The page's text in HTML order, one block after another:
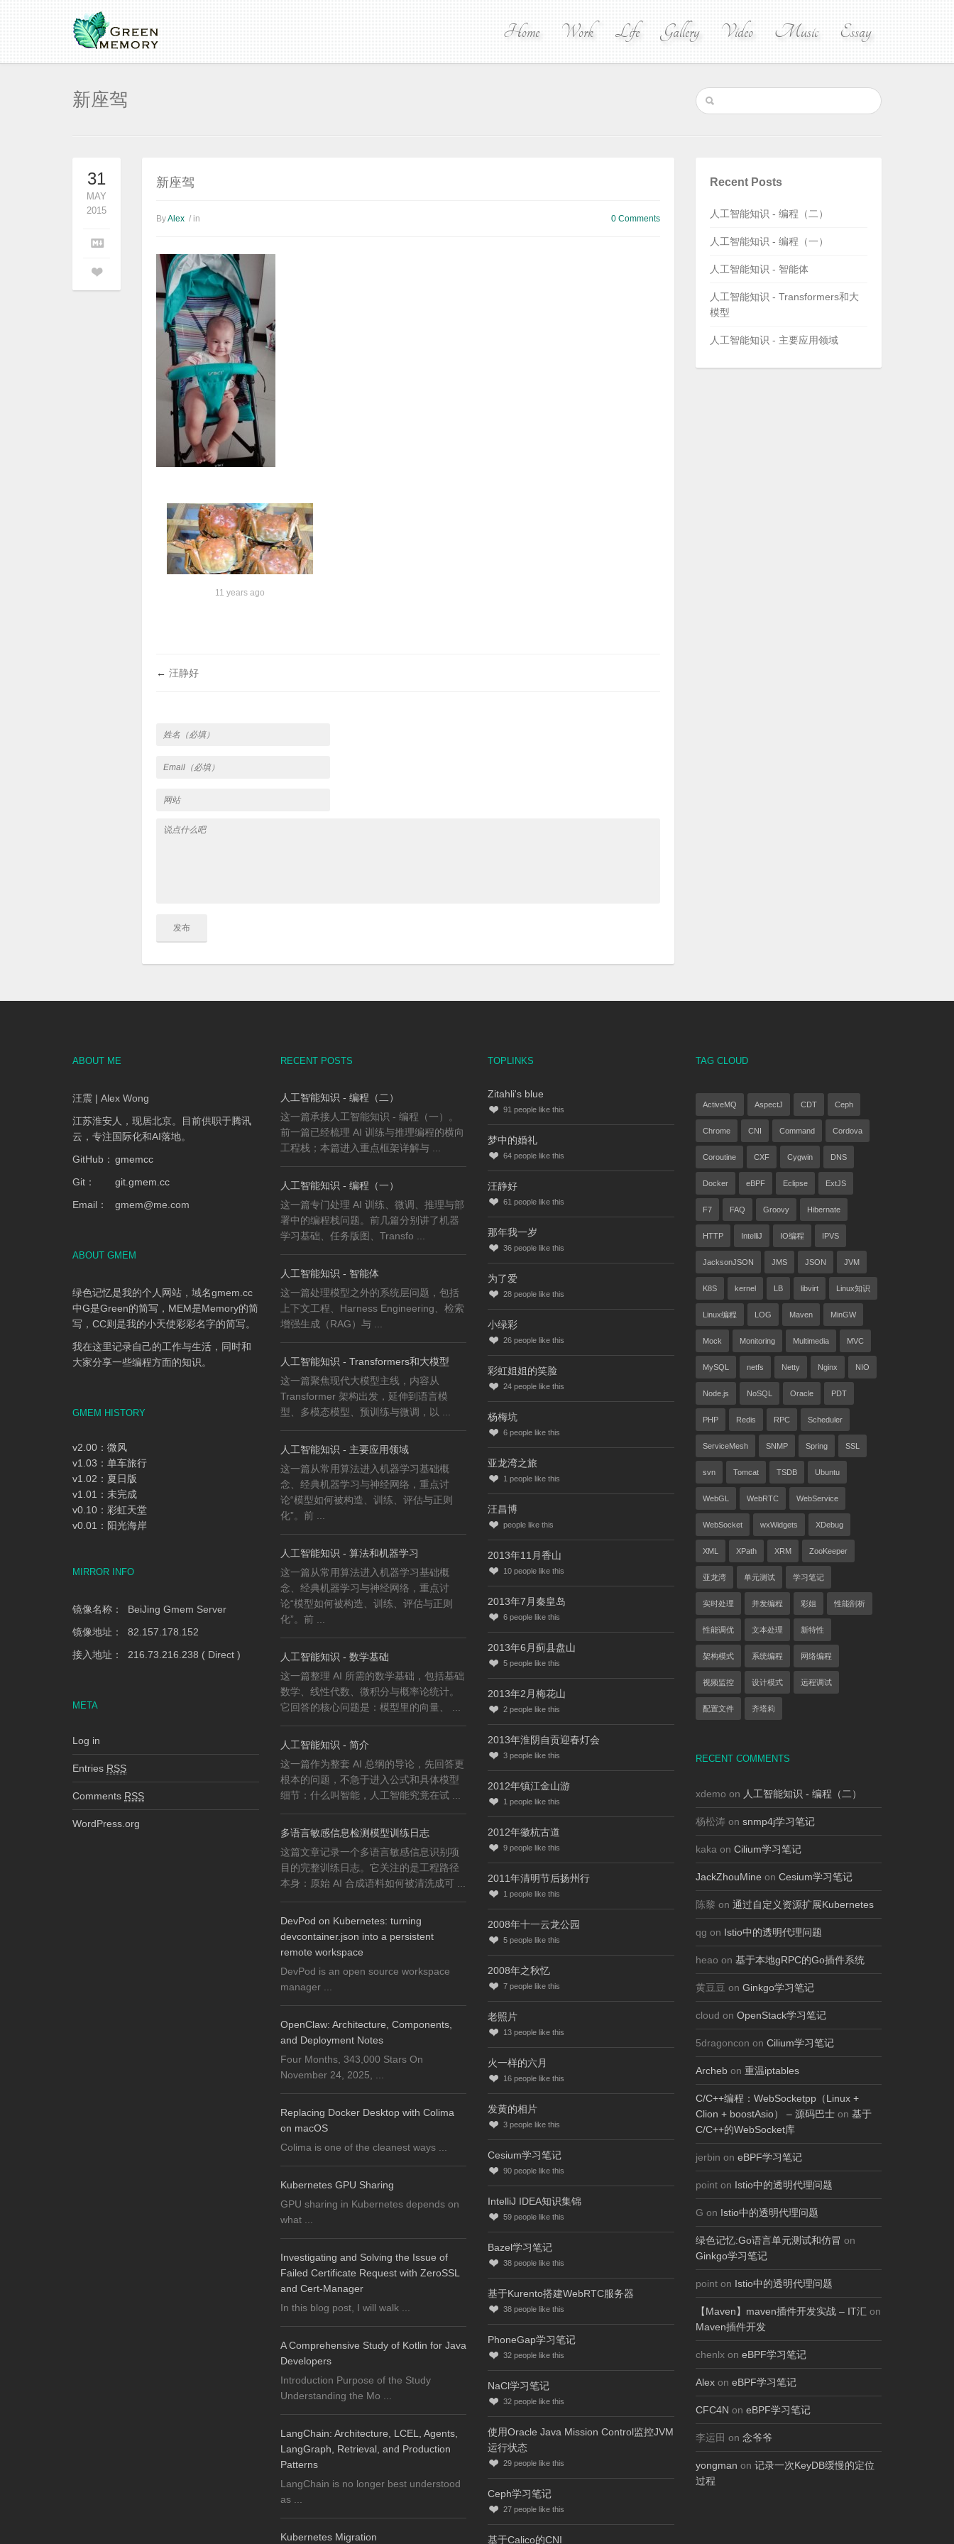
Home Work Life Gallery Video Music Essay
新座驾
31
MAY
2015
新座驾
ByAlex / in 0 Comments
11 years ago
← 汪静好
Recent Posts
人工智能知识 - 编程（二）
人工智能知识 - 编程（一）
人工智能知识 - 智能体
人工智能知识 - Transformers和大
模型
人工智能知识 - 主要应用领域
ABOUT ME
汪震 | Alex Wong
江苏淮安人，现居北京。目前供职于腾讯
云，专注国际化和AI落地。
GitHub： gmemcc
Git：
git.gmem.cc
Email：
gmem@me.com
ABOUT GMEM
绿色记忆是我的个人网站，域名gmem.cc
中G是Green的简写，MEM是Memory的简
写，CC则是我的小天使彩彩名字的简写。
我在这里记录自己的工作与生活，同时和
大家分享一些编程方面的知识。
GMEM HISTORY
v2.00：微风
v1.03：单车旅行
v1.02：夏日版
v1.01：未完成
v0.10：彩虹天堂
v0.01：阳光海岸
MIRROR INFO
镜像名称： BeiJing Gmem Server
镜像地址： 82.157.178.152
接入地址： 216.73.216.238 ( Direct )
META
Log in
Entries RSS
Comments RSS
WordPress.org
RECENT POSTS
人工智能知识 - 编程（二）
这一篇承接人工智能知识 - 编程（一）。
前一篇已经梳理 AI 训练与推理编程的横向
工程栈；本篇进入重点框架详解与 ...
人工智能知识 - 编程（一）
这一篇专门处理 AI 训练、微调、推理与部
署中的编程栈问题。前几篇分别讲了机器
学习基础、任务版图、Transfo ...
人工智能知识 - 智能体
这一篇处理模型之外的系统层问题，包括
上下文工程、Harness Engineering、检索
增强生成（RAG）与 ...
人工智能知识 - Transformers和大模型
这一篇聚焦现代大模型主线，内容从
Transformer 架构出发，延伸到语言模
型、多模态模型、预训练与微调，以 ...
人工智能知识 - 主要应用领域
这一篇从常用算法进入机器学习基础概
念、经典机器学习与神经网络，重点讨
论“模型如何被构造、训练、评估与正则
化”。前 ...
人工智能知识 - 算法和机器学习
这一篇从常用算法进入机器学习基础概
念、经典机器学习与神经网络，重点讨
论“模型如何被构造、训练、评估与正则
化”。前 ...
人工智能知识 - 数学基础
这一篇整理 AI 所需的数学基础，包括基础
数学、线性代数、微积分与概率论统计。
它回答的核心问题是：模型里的向量、 ...
人工智能知识 - 简介
这一篇作为整套 AI 总纲的导论，先回答更
根本的问题，不急于进入公式和具体模型
细节：什么叫智能，人工智能究竟在试 ...
多语言敏感信息检测模型训练日志
这篇文章记录一个多语言敏感信息识别项
目的完整训练日志。它关注的是工程路径
本身：原始 AI 合成语料如何被清洗成可 ...
DevPod on Kubernetes: turning
devcontainer.json into a persistent
remote workspace
DevPod is an open source workspace
manager ...
OpenClaw: Architecture, Components,
and Deployment Notes
Four Months, 343,000 Stars On
November 24, 2025, ...
Replacing Docker Desktop with Colima
on macOS
Colima is one of the cleanest ways ...
Kubernetes GPU Sharing
GPU sharing in Kubernetes depends on
what ...
Investigating and Solving the Issue of
Failed Certificate Request with ZeroSSL
and Cert-Manager
In this blog post, I will walk ...
A Comprehensive Study of Kotlin for Java
Developers
Introduction Purpose of the Study
Understanding the Mo ...
LangChain: Architecture, LCEL, Agents,
LangGraph, Retrieval, and Production
Patterns
LangChain is no longer best understood
as ...
Kubernetes Migration
TOPLINKS
Zitahli's blue
91 people like this
梦中的婚礼
64 people like this
汪静好
61 people like this
那年我一岁
36 people like this
为了爱
28 people like this
小绿彩
26 people like this
彩虹姐姐的笑脸
24 people like this
杨梅坑
6 people like this
亚龙湾之旅
1 people like this
汪昌博
people like this
2013年11月香山
10 people like this
2013年7月秦皇岛
6 people like this
2013年6月蓟县盘山
5 people like this
2013年2月梅花山
2 people like this
2013年淮阴自贡迎春灯会
3 people like this
2012年镇江金山游
1 people like this
2012年徽杭古道
9 people like this
2011年清明节后扬州行
1 people like this
2008年十一云龙公园
5 people like this
2008年之秋忆
7 people like this
老照片
13 people like this
火一样的六月
16 people like this
发黄的相片
3 people like this
Cesium学习笔记
90 people like this
IntelliJ IDEA知识集锦
59 people like this
Bazel学习笔记
38 people like this
基于Kurento搭建WebRTC服务器
38 people like this
PhoneGap学习笔记
32 people like this
NaCl学习笔记
32 people like this
使用Oracle Java Mission Control监控JVM
运行状态
29 people like this
Ceph学习笔记
27 people like this
基于Calico的CNI
TAG CLOUD
ActiveMQ AspectJ CDT Ceph
Chrome CNI Command Cordova
Coroutine CXF Cygwin DNS
Docker eBPF Eclipse ExtJS
F7 FAQ Groovy Hibernate
HTTP IntelliJ IO编程 IPVS
JacksonJSON JMS JSON JVM
K8S kernel LB libvirt Linux知识
Linux编程 LOG Maven MinGW
Mock Monitoring Multimedia MVC
MySQL netfs Netty Nginx NIO
Node.js NoSQL Oracle PDT
PHP Redis RPC Scheduler
ServiceMesh SNMP Spring SSL
svn Tomcat TSDB Ubuntu
WebGL WebRTC WebService
WebSocket wxWidgets XDebug
XML XPath XRM ZooKeeper
亚龙湾 单元测试 学习笔记
实时处理 并发编程 彩姐 性能剖析
性能调优 文本处理 新特性
架构模式 系统编程 网络编程
视频监控 设计模式 远程调试
配置文件 齐塔莉
RECENT COMMENTS
xdemo on 人工智能知识 - 编程（二）
杨松涛 on snmp4j学习笔记
kaka on Cilium学习笔记
JackZhouMine on Cesium学习笔记
陈黎 on 通过自定义资源扩展Kubernetes
qg on Istio中的透明代理问题
heao on 基于本地gRPC的Go插件系统
黄豆豆 on Ginkgo学习笔记
cloud on OpenStack学习笔记
5dragoncon on Cilium学习笔记
Archebon 重温iptables
C/C++编程：WebSocketpp（Linux +
Clion + boostAsio） – 源码巴士on 基于
C/C++的WebSocket库
jerbin on eBPF学习笔记
point on Istio中的透明代理问题
G on Istio中的透明代理问题
绿色记忆:Go语言单元测试和仿冒 on
Ginkgo学习笔记
point on Istio中的透明代理问题
【Maven】maven插件开发实战 – IT汇 on
Maven插件开发
chenlx on eBPF学习笔记
Alexon eBPF学习笔记
CFC4N on eBPF学习笔记
李运田 on 念爷爷
yongman on 记录一次KeyDB缓慢的定位
过程